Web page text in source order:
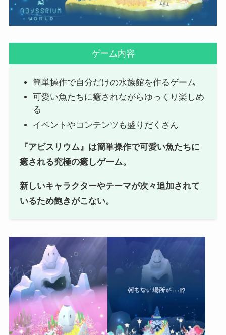
ゲーム内容
簡単操作で自分だけの水族館を作るゲーム
可愛い魚たちに癒されながらゆっくり楽しめ
る
イベントやコンテンツも盛りだくさん
『アビスリウム』は簡単操作で可愛い魚たちに
癒される究極の癒しゲーム。
新しいキャラクターやテーマが次々追加されて
いるため飽きがこない。